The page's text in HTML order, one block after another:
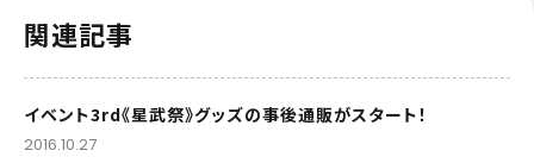
関連記事
イベント3rd《星武祭》グッズの事後通販がスタート！
2016.10.27